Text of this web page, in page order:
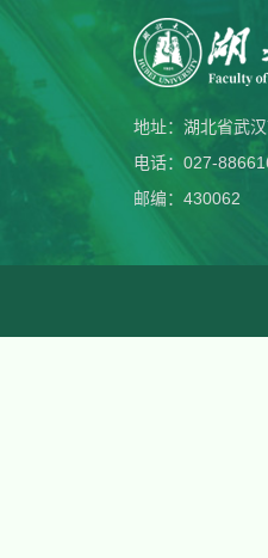
地址：湖北省武
电话：027-
邮编：430062